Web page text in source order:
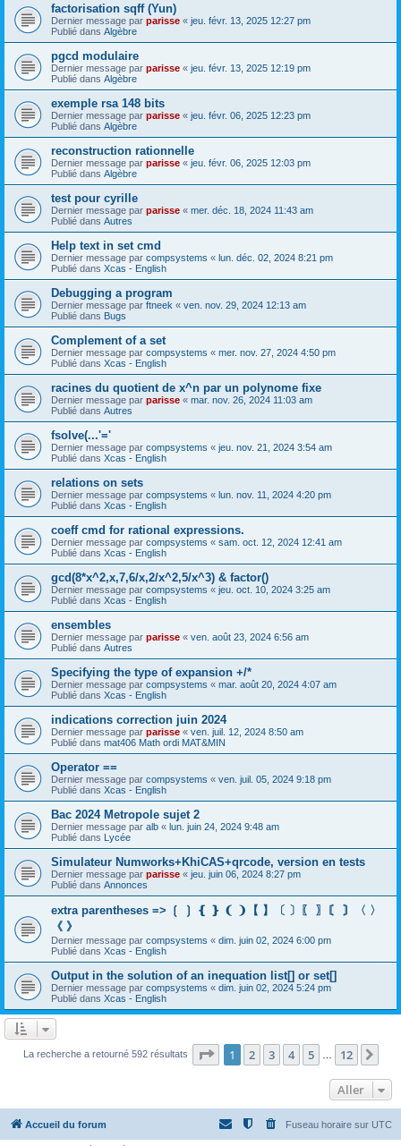
factorisation sqff (Yun)
Dernier message par parisse « jeu. févr. 13, 2025 12:27 pm
Publié dans Algèbre
pgcd modulaire
Dernier message par parisse « jeu. févr. 13, 2025 12:19 pm
Publié dans Algèbre
exemple rsa 148 bits
Dernier message par parisse « jeu. févr. 06, 2025 12:23 pm
Publié dans Algèbre
reconstruction rationnelle
Dernier message par parisse « jeu. févr. 06, 2025 12:03 pm
Publié dans Algèbre
test pour cyrille
Dernier message par parisse « mer. déc. 18, 2024 11:43 am
Publié dans Autres
Help text in set cmd
Dernier message par compsystems « lun. déc. 02, 2024 8:21 pm
Publié dans Xcas - English
Debugging a program
Dernier message par ftneek « ven. nov. 29, 2024 12:13 am
Publié dans Bugs
Complement of a set
Dernier message par compsystems « mer. nov. 27, 2024 4:50 pm
Publié dans Xcas - English
racines du quotient de x^n par un polynome fixe
Dernier message par parisse « mar. nov. 26, 2024 11:03 am
Publié dans Autres
fsolve(...'='
Dernier message par compsystems « jeu. nov. 21, 2024 3:54 am
Publié dans Xcas - English
relations on sets
Dernier message par compsystems « lun. nov. 11, 2024 4:20 pm
Publié dans Xcas - English
coeff cmd for rational expressions.
Dernier message par compsystems « sam. oct. 12, 2024 12:41 am
Publié dans Xcas - English
gcd(8*x^2,x,7,6/x,2/x^2,5/x^3) & factor()
Dernier message par compsystems « jeu. oct. 10, 2024 3:25 am
Publié dans Xcas - English
ensembles
Dernier message par parisse « ven. août 23, 2024 6:56 am
Publié dans Autres
Specifying the type of expansion +/*
Dernier message par compsystems « mar. août 20, 2024 4:07 am
Publié dans Xcas - English
indications correction juin 2024
Dernier message par parisse « ven. juil. 12, 2024 8:50 am
Publié dans mat406 Math ordi MAT&MIN
Operator ==
Dernier message par compsystems « ven. juil. 05, 2024 9:18 pm
Publié dans Xcas - English
Bac 2024 Metropole sujet 2
Dernier message par alb « lun. juin 24, 2024 9:48 am
Publié dans Lycée
Simulateur Numworks+KhiCAS+qrcode, version en tests
Dernier message par parisse « jeu. juin 06, 2024 8:27 pm
Publié dans Annonces
extra parentheses => ❲ ❳ ❴ ❵ ❨ ❩【 】〔 〕〖 〗〘 〙〈 〉
《 》
Dernier message par compsystems « dim. juin 02, 2024 6:00 pm
Publié dans Xcas - English
Output in the solution of an inequation list[] or set[]
Dernier message par compsystems « dim. juin 02, 2024 5:24 pm
Publié dans Xcas - English
La recherche a retourné 592 résultats Page 1sur12
1 2 3 4 5 12
Aller
Accueil du forum Fuseau horaire sur UTC